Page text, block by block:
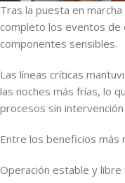
Tras la puesta en
completo los eventos de
componentes sensibles.
Las líneas críticas
las noches más frías, lo
procesos sin intervención
Entre los beneficios más
Operación estable y